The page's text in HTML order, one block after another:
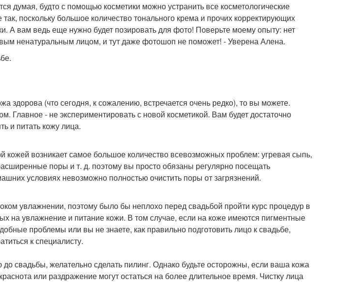
думая, будто с помощью косметики можно устранить все косметологические
поскольку большое количество тонального крема и прочих корректирующих
А вам ведь еще нужно будет позировать для фото! Поверьте моему опыту: нет
ненатуральным лицом, и тут даже фотошоп не поможет! - Уверена Алена.
здорова (что сегодня, к сожалению, встречается очень редко), то вы можете.
Главное - не экспериментировать с новой косметикой. Вам будет достаточно
и питать кожу лица.
кожей возникает самое большое количество всевозможных проблем: угревая сыпь,
поры и т. д. поэтому вы просто обязаны регулярно посещать
условиях невозможно полностью очистить поры от загрязнений.
увлажнении, поэтому было бы неплохо перед свадьбой пройти курс процедур в
на увлажнение и питание кожи. В том случае, если на коже имеются пигментные
проблемы или вы не знаете, как правильно подготовить лицо к свадьбе,
к специалисту.
свадьбы, желательно сделать пилинг. Однако будьте осторожны, если ваша кожа
или раздражение могут остаться на более длительное время. Чистку лица